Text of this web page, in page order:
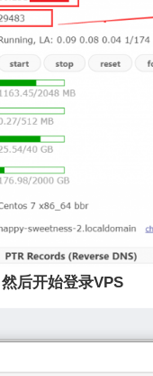
后开始登录VPS